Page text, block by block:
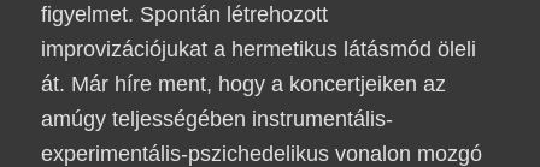
figyelmet. Spontán létrehozott
improvizációjukat a hermetikus látásmód öleli
át. Már híre ment, hogy a koncertjeiken az
amúgy teljességében instrumentális-
experimentális-pszichedelikus vonalon mozgó